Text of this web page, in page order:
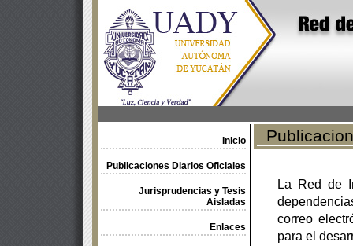
Inicio
Publicaciones Diarios Oficiales
Jurisprudencias y Tesis
Aisladas
Enlaces
La Red de
correo
para el